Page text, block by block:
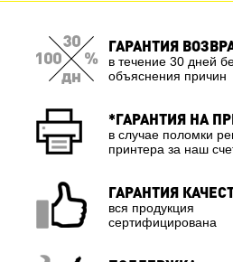
ГАРАНТИЯ
в течение 30 дней
объяснения причин
*ГАРАНТИЯ НА
в случае поломки
принтера за наш
ГАРАНТИЯ
вся продукция
сертифицирована